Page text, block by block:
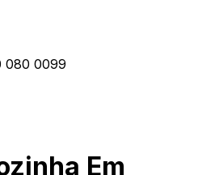
080 0099
Em